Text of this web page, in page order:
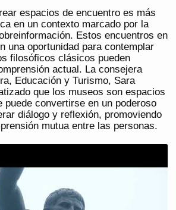
espacios de encuentro es más
en un contexto marcado por la
Estos encuentros en
una oportunidad para contemplar
filosóficos clásicos pueden
actual. La consejera
Educación y Turismo, Sara
que los museos son espacios
puede convertirse en un poderoso
diálogo y reflexión, promoviendo
mutua entre las personas.